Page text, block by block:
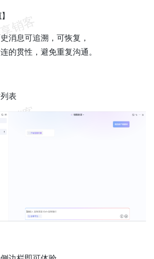
】
消息可追溯，可恢复，
的贯性，避免重复沟通。
表